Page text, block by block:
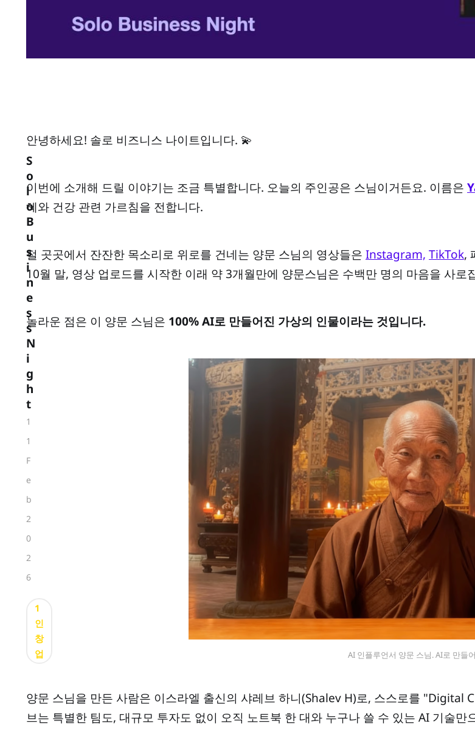
안녕하세요! 솔로 비즈니스 나이트입니다. 💫
이번에 소개해 드릴 이야기는 조금 특별합니다. 오늘의 주인공은 스님이거든요. 이름은
혜와 건강 관련 가르침을 전합니다.
절 곳곳에서 잔잔한 목소리로 위로를 건네는 양문 스님의 영상들은Instagram, TikTok,
10월 말, 영상 업로드를 시작한 이래 약 3개월만에 양문스님은 수백만 명의 마음을 사로
놀라운 점은 이 양문 스님은 100% AI로 만들어진 가상의 인물이라는 것입니다.
AI 인플루언서 양문 스님. AI로 만들
양문 스님을 만든 사람은 이스라엘 출신의 샤레브 하니(Shalev H)로, 스스로를
브는 특별한 팀도, 대규모 투자도 없이 오직 노트북 한 대와 누구나 쓸 수 있는 AI 기술
S
o
l
o
B
u
s
i
n
e
s
s
N
i
g
h
t
1
1
F
e
b
2
0
2
6
1
인
창
업